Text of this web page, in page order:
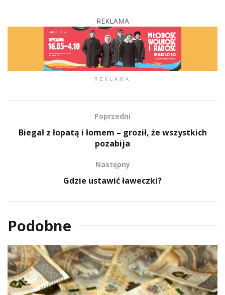
REKLAMA
REKLAMA
Poprzedni
Biegał z łopatą i łomem – groził, że wszystkich
pozabija
Następny
Gdzie ustawić ławeczki?
Podobne